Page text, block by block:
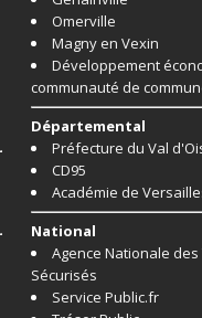
Omerville
Magny en Vexin
Développement
communauté de
Départemental
Préfecture du Val
CD95
Académie de
National
Agence Nationale des
Sécurisés
Service Public.fr